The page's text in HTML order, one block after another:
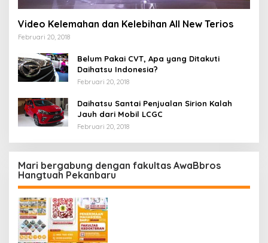
Video Kelemahan dan Kelebihan All New Terios
Februari 20, 2018
Belum Pakai CVT, Apa yang Ditakuti
Daihatsu Indonesia?
Februari 20, 2018
Daihatsu Santai Penjualan Sirion Kalah
Jauh dari Mobil LCGC
Februari 20, 2018
Mari bergabung dengan fakultas AwaBbros
Hangtuah Pekanbaru